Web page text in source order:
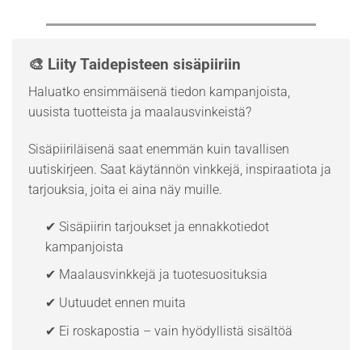
🎨 Liity Taidepisteen sisäpiiriin
Haluatko ensimmäisenä tiedon kampanjoista,
uusista tuotteista ja maalausvinkeistä?
Sisäpiiriläisenä saat enemmän kuin tavallisen
uutiskirjeen. Saat käytännön vinkkejä, inspiraatiota ja
tarjouksia, joita ei aina näy muille.
✔ Sisäpiirin tarjoukset ja ennakkotiedot
kampanjoista
✔ Maalausvinkkejä ja tuotesuosituksia
✔ Uutuudet ennen muita
✔ Ei roskapostia – vain hyödyllistä sisältöä